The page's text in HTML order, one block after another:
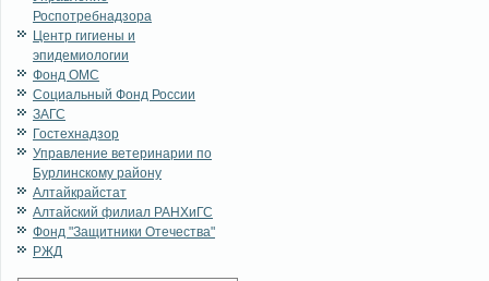
Роспотребнадзора
Центр гигиены и
эпидемиологии
Фонд ОМС
Социальный Фонд России
ЗАГС
Гостехнадзор
Управление ветеринарии по
Бурлинскому району
Алтайкрайстат
Алтайский филиал РАНХиГС
Фонд "Защитники Отечества"
РЖД